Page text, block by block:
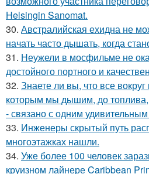
Helsingin Sanomat.
30. Австралийская ехидна не
начать часто дышать, когда
31. Неужели в мосфильме не
достойного портного и
32. Знаете ли вы, что все вокруг
которым мы дышим, до
- связано с одним
33. Инженеры скрытый путь
многоэтажках нашли.
34. Уже более 100 человек
круизном лайнере Caribbean